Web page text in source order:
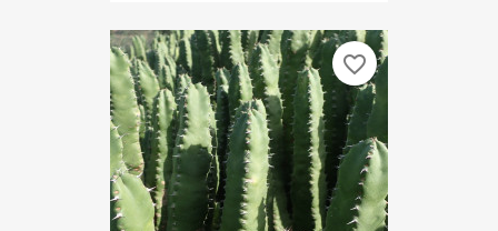
favorite_border